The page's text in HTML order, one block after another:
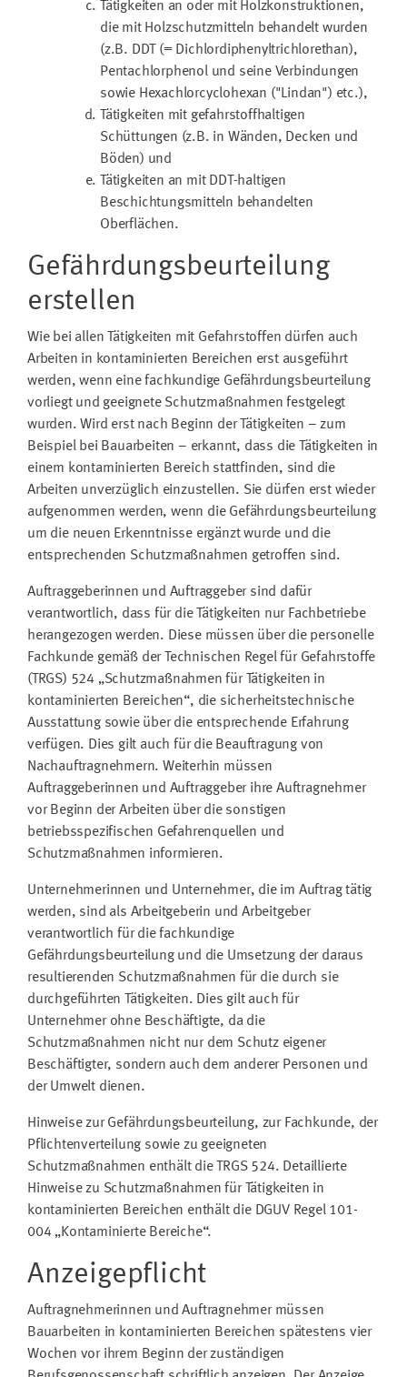
Tätigkeiten an oder mit Holzkonstruktionen,
die mit Holzschutzmitteln behandelt wurden
(z.B. DDT (= Dichlordiphenyltrichlorethan),
Pentachlorphenol und seine Verbindungen
sowie Hexachlorcyclohexan ("Lindan") etc.),
Tätigkeiten mit gefahrstoffhaltigen
Schüttungen (z.B. in Wänden, Decken und
Böden) und
Tätigkeiten an mit DDT-haltigen
Beschichtungsmitteln behandelten
Oberflächen.
Gefährdungsbeurteilung
erstellen
Wie bei allen Tätigkeiten mit Gefahrstoffen dürfen auch
Arbeiten in kontaminierten Bereichen erst ausgeführt
werden, wenn eine fachkundige Gefährdungsbeurteilung
vorliegt und geeignete Schutzmaßnahmen festgelegt
wurden. Wird erst nach Beginn der Tätigkeiten – zum
Beispiel bei Bauarbeiten – erkannt, dass die Tätigkeiten in
einem kontaminierten Bereich stattfinden, sind die
Arbeiten unverzüglich einzustellen. Sie dürfen erst wieder
aufgenommen werden, wenn die Gefährdungsbeurteilung
um die neuen Erkenntnisse ergänzt wurde und die
entsprechenden Schutzmaßnahmen getroffen sind.
Auftraggeberinnen und Auftraggeber sind dafür
verantwortlich, dass für die Tätigkeiten nur Fachbetriebe
herangezogen werden. Diese müssen über die personelle
Fachkunde gemäß der Technischen Regel für Gefahrstoffe
(TRGS) 524 „Schutzmaßnahmen für Tätigkeiten in
kontaminierten Bereichen“, die sicherheitstechnische
Ausstattung sowie über die entsprechende Erfahrung
verfügen. Dies gilt auch für die Beauftragung von
Nachauftragnehmern. Weiterhin müssen
Auftraggeberinnen und Auftraggeber ihre Auftragnehmer
vor Beginn der Arbeiten über die sonstigen
betriebsspezifischen Gefahrenquellen und
Schutzmaßnahmen informieren.
Unternehmerinnen und Unternehmer, die im Auftrag tätig
werden, sind als Arbeitgeberin und Arbeitgeber
verantwortlich für die fachkundige
Gefährdungsbeurteilung und die Umsetzung der daraus
resultierenden Schutzmaßnahmen für die durch sie
durchgeführten Tätigkeiten. Dies gilt auch für
Unternehmer ohne Beschäftigte, da die
Schutzmaßnahmen nicht nur dem Schutz eigener
Beschäftigter, sondern auch dem anderer Personen und
der Umwelt dienen.
Hinweise zur Gefährdungsbeurteilung, zur Fachkunde, der
Pflichtenverteilung sowie zu geeigneten
Schutzmaßnahmen enthält die TRGS 524. Detaillierte
Hinweise zu Schutzmaßnahmen für Tätigkeiten in
kontaminierten Bereichen enthält die DGUV Regel 101-
004 „Kontaminierte Bereiche“.
Anzeigepflicht
Auftragnehmerinnen und Auftragnehmer müssen
Bauarbeiten in kontaminierten Bereichen spätestens vier
Wochen vor ihrem Beginn der zuständigen